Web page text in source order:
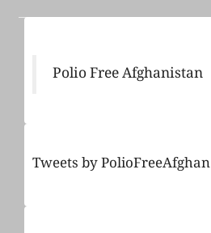
Polio Free Afghanistan
Tweets by PolioFreeAfghan